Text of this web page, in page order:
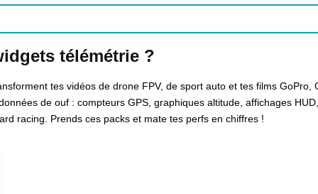
télémétrie ?
tes vidéos de drone FPV, de sport auto et tes films
de ouf : compteurs GPS, graphiques altitude, affichages
racing. Prends ces packs et mate tes perfs en chiffres !